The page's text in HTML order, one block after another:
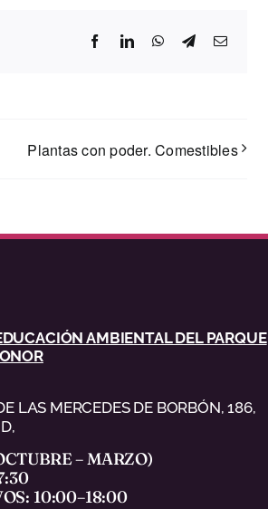
FacebookLinkedInWhatsApp
TelegramCorreo
Plantas con poder. Comestibles
AMBIENTAL DEL PARQUE
LAS MERCEDES DE BORBÓN, 186,
– MARZO)
10:00–18:00